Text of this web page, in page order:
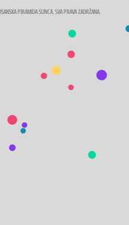
PIRAMIDA SUNCA. SVA PRAVA ZADRŽANA.